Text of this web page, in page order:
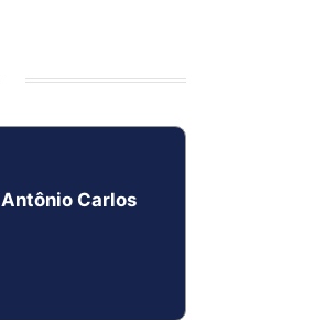
Antônio Carlos